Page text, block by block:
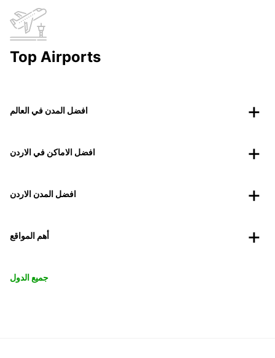
Top Airports
افضل المدن في العالم
افضل الاماكن في الاردن
افضل المدن الاردن
أهم المواقع
جميع الدول